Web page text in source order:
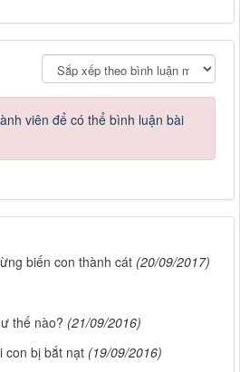
viên để có thể bình luận bài
biến con thành cát (20/09/2017)
thế nào? (21/09/2016)
con bị bắt nạt (19/09/2016)